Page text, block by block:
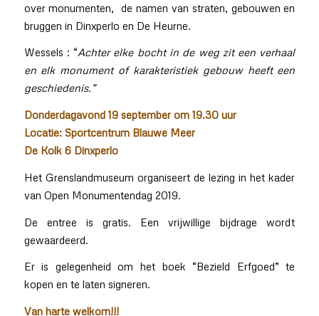
over monumenten, de namen van straten, gebouwen en
bruggen in Dinxperlo en De Heurne.
Wessels : “Achter elke bocht in de weg zit een verhaal
en elk monument of karakteristiek gebouw heeft een
geschiedenis.”
Donderdagavond 19 september om 19.30 uur
Locatie: Sportcentrum Blauwe Meer
De Kolk 6 Dinxperlo
Het Grenslandmuseum organiseert de lezing in het kader
van Open Monumentendag 2019.
De entree is gratis. Een vrijwillige bijdrage wordt
gewaardeerd.
Er is gelegenheid om het boek “Bezield Erfgoed” te
kopen en te laten signeren.
Van harte welkom!!!